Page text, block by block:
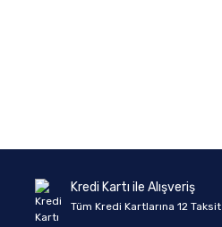
Kredi Kartı ile Alışveriş
Tüm Kredi Kartlarına 12 Taksit